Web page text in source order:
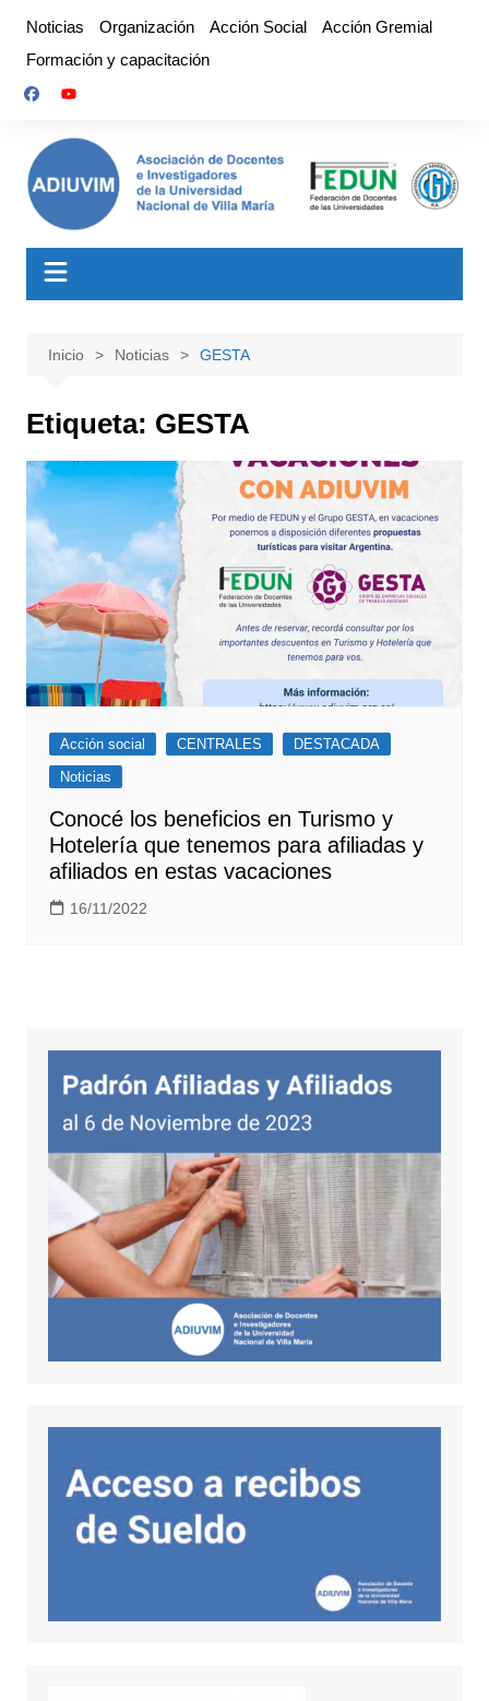
contenido
Noticias Organización Acción Social
Acción Gremial
Formación y capacitación
Inicio Noticias GESTA
Etiqueta: GESTA
Acción social CENTRALES
DESTACADA
Noticias
Conocé los beneficios en Turismo y
Hotelería que tenemos para afiliadas y
afiliados en estas vacaciones
16/11/2022